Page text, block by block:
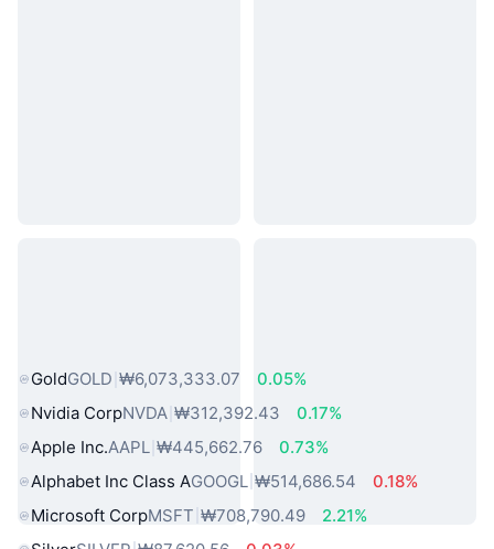
GoldGOLD ₩6,073,333.07
0.05%
Nvidia CorpNVDA ₩312,392.43
0.17%
Apple Inc.AAPL ₩445,662.76
0.73%
Alphabet Inc Class AGOOGL ₩514,686.54
0.18%
Microsoft CorpMSFT ₩708,790.49
2.21%